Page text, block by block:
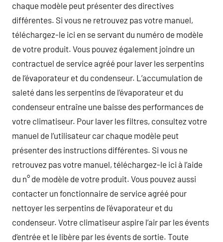
chaque modèle peut présenter des directives
différentes. Si vous ne retrouvez pas votre manuel,
téléchargez-le ici en se servant du numéro de modèle
de votre produit. Vous pouvez également joindre un
contractuel de service agréé pour laver les serpentins
de l’évaporateur et du condenseur. L’accumulation de
saleté dans les serpentins de l’évaporateur et du
condenseur entraîne une baisse des performances de
votre climatiseur. Pour laver les filtres, consultez votre
manuel de l’utilisateur car chaque modèle peut
présenter des instructions différentes. Si vous ne
retrouvez pas votre manuel, téléchargez-le ici à l’aide
du n° de modèle de votre produit. Vous pouvez aussi
contacter un fonctionnaire de service agréé pour
nettoyer les serpentins de l’évaporateur et du
condenseur. Votre climatiseur aspire l’air par les évents
d’entrée et le libère par les évents de sortie. Toute